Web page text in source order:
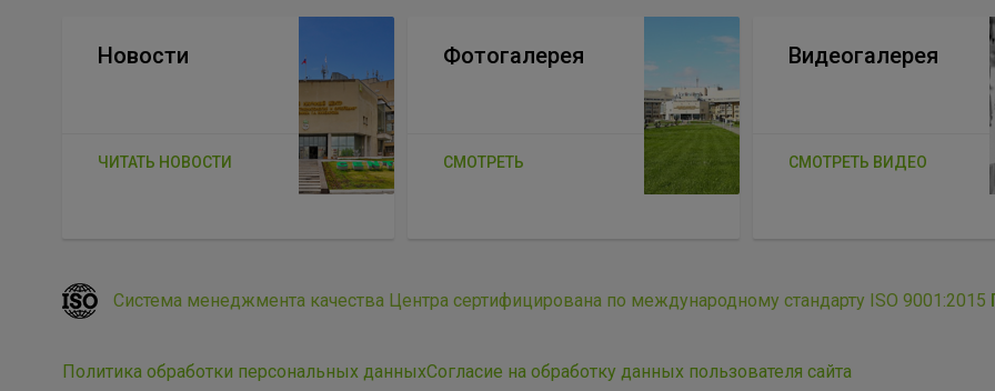
Новости
ЧИТАТЬ НОВОСТИ
Фотогалерея
СМОТРЕТЬ
Видеогалерея
СМОТРЕТЬ ВИДЕО
Система менеджмента качества Центра сертифицирована по международному стандарту ISO 9001:2015
Политика обработки персональных данныхСогласие на обработку данных пользователя сайта